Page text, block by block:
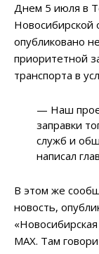
Днем 5 июля в
Новосибирской
опубликовано
приоритетной
транспорта в
— Наш
заправки
служб и
написал
В этом же
новость,
MAX. Там